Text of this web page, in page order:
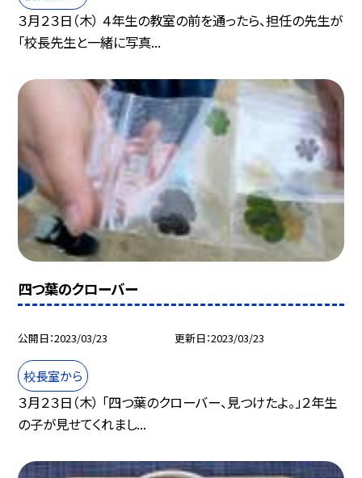
３月２３日（木） ４年生の教室の前を通ったら、担任の先生が
「校長先生と一緒に写真...
四つ葉のクローバー
公開日 2023/03/23 更新日 2023/03/23
校長室から
３月２３日（木） 「四つ葉のクローバー、見つけたよ。」２年生
の子が見せてくれまし...